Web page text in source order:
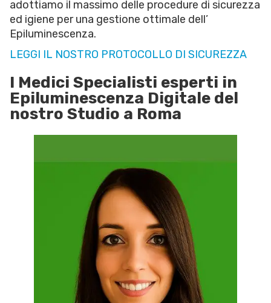
adottiamo il massimo delle procedure di sicurezza
ed igiene per una gestione ottimale dell’
Epiluminescenza.
LEGGI IL NOSTRO PROTOCOLLO DI SICUREZZA
I Medici Specialisti esperti in
Epiluminescenza Digitale del
nostro Studio a Roma